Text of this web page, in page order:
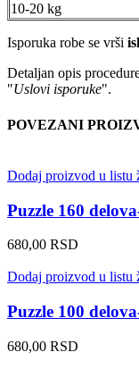
10-20 kg
Isporuka robe se vrši
Detaljan opis
"Uslovi isporuke".
POVEZANI
Dodaj proizvod u listu
Puzzle 160
680,00 RSD
Dodaj proizvod u listu
Puzzle 100
680,00 RSD